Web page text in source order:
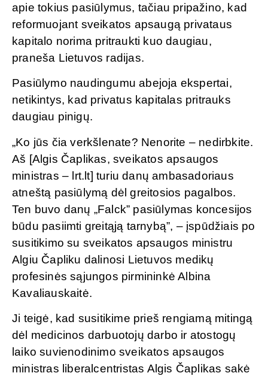
apie tokius pasiūlymus, tačiau pripažino, kad
reformuojant sveikatos apsaugą privataus
kapitalo norima pritraukti kuo daugiau,
praneša Lietuvos radijas.
Pasiūlymo naudingumu abejoja ekspertai,
netikintys, kad privatus kapitalas pritrauks
daugiau pinigų.
„Ko jūs čia verkšlenate? Nenorite – nedirbkite.
Aš [Algis Čaplikas, sveikatos apsaugos
ministras – lrt.lt] turiu danų ambasadoriaus
atneštą pasiūlymą dėl greitosios pagalbos.
Ten buvo danų „Falck” pasiūlymas koncesijos
būdu pasiimti greitąją tarnybą”, – įspūdžiais po
susitikimo su sveikatos apsaugos ministru
Algiu Čapliku dalinosi Lietuvos medikų
profesinės sąjungos pirmininkė Albina
Kavaliauskaitė.
Ji teigė, kad susitikime prieš rengiamą mitingą
dėl medicinos darbuotojų darbo ir atostogų
laiko suvienodinimo sveikatos apsaugos
ministras liberalcentristas Algis Čaplikas sakė